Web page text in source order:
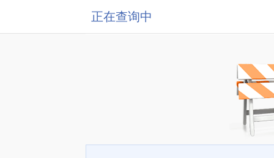
正在查询中